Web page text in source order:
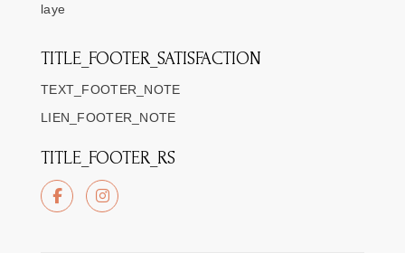
laye
TITLE_FOOTER_SATISFACTION
TEXT_FOOTER_NOTE
LIEN_FOOTER_NOTE
TITLE_FOOTER_RS